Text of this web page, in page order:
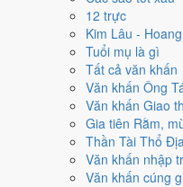
12 trực
Kim Lâu -
Tuổi mụ là gì
Tất cả văn khấn
Văn khấn Ông
Văn khấn Giao
Gia tiên Rằm,
Thần Tài Thổ Địa
Văn khấn nhập
Văn khấn cúng
Điểm chấm từ Trực, sao Nhị
ngày cấm kỵ của riêng việc này
Tháng 5/2028
tránh, lỡ kẹt
Tháng 5/2028 có2 ngày Rất xấu
ngày Tam Nương. Đây là
Nên tránh khi cưới hỏi, khai